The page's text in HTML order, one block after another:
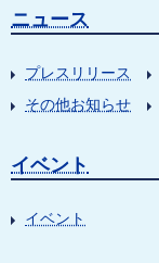
ニュース
プレスリリース
その他お知らせ
イベント
イベント